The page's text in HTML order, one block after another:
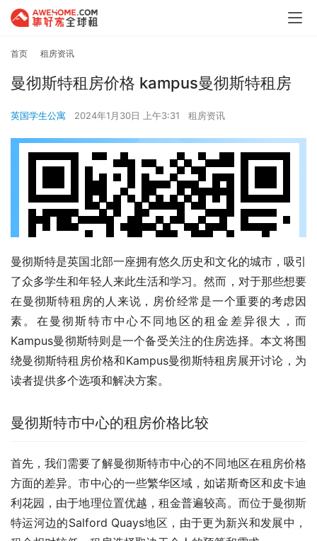
首页 租房资讯
曼彻斯特租房价格 kampus曼彻斯特租房
英国学生公寓 2024年1月30日 上午3:31 租房资讯
曼彻斯特是英国北部一座拥有悠久历史和文化的城市，吸引
了众多学生和年轻人来此生活和学习。然而，对于那些想要
在曼彻斯特租房的人来说，房价经常是一个重要的考虑因
素。在曼彻斯特市中心不同地区的租金差异很大，而
Kampus曼彻斯特则是一个备受关注的住房选择。本文将围
绕曼彻斯特租房价格和Kampus曼彻斯特租房展开讨论，为
读者提供多个选项和解决方案。
曼彻斯特市中心的租房价格比较
首先，我们需要了解曼彻斯特市中心的不同地区在租房价格
方面的差异。市中心的一些繁华区域，如诺斯奇区和皮卡迪
利花园，由于地理位置优越，租金普遍较高。而位于曼彻斯
特运河边的Salford Quays地区，由于更为新兴和发展中，